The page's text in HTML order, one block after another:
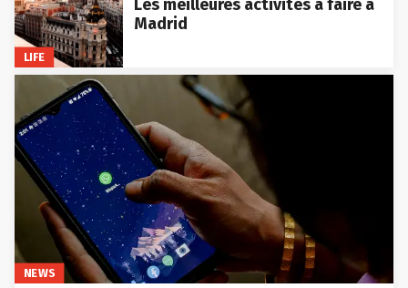
LIFE
Les meilleures activités à faire à
Madrid
NEWS